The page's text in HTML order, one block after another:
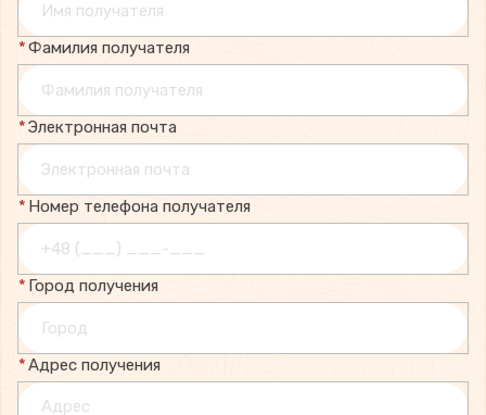
*Фамилия получателя
*Электронная почта
* Номер телефона получателя
* Город получения
*Адрес получения